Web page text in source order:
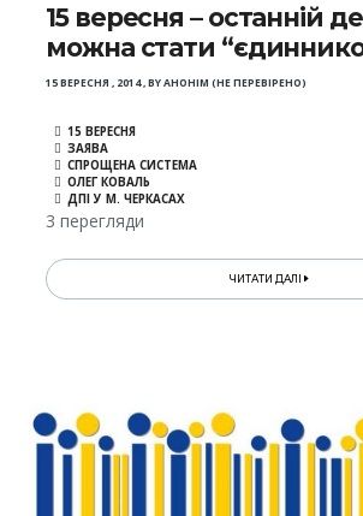
15 вересня – останній
можна стати
15 ВЕРЕСНЯ , 2014,BYАНОНІМ (НЕ ПЕРЕВІРЕНО)
15 ВЕРЕСНЯ
ЗАЯВА
СПРОЩЕНА СИСТЕМА
ОЛЕГ КОВАЛЬ
ДПІ У М. ЧЕРКАСАХ
3 перегляди
ЧИТАТИ ДАЛІ